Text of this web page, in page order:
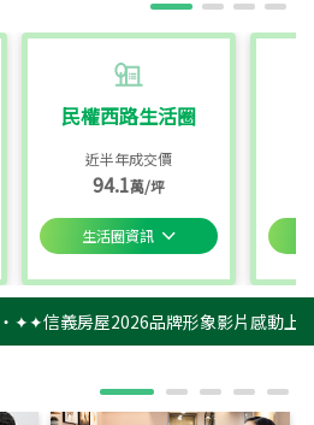
民權西路生活圈
近半年成交價
94.1萬/坪
生活圈資訊
‧✦✦信義房屋2026品牌形象影片感動上